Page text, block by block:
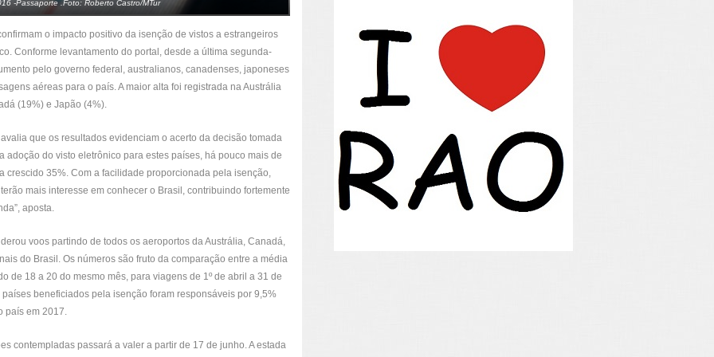
-Passaporte .Foto: Roberto Castro/MTur
o impacto positivo da isenção de vistos a estrangeiros
Conforme levantamento do portal, desde a última segunda-
pelo governo federal, australianos, canadenses, japoneses
aéreas para o país. A maior alta foi registrada na Austrália
(19%) e Japão (4%).
que os resultados evidenciam o acerto da decisão tomada
adoção do visto eletrônico para estes países, há pouco mais de
crescido 35%. Com a facilidade proporcionada pela isenção,
mais interesse em conhecer o Brasil, contribuindo fortemente
aposta.
voos partindo de todos os aeroportos da Austrália, Canadá,
do Brasil. Os números são fruto da comparação entre a média
de 18 a 20 do mesmo mês, para viagens de 1º de abril a 31 de
beneficiados pela isenção foram responsáveis por 9,5%
país em 2017.
contempladas passará a valer a partir de 17 de junho. A estada